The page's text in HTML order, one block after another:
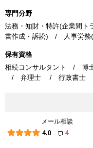
専門分野
法務・知財・特許(企業間ト
書作成・訴訟) / 人事労務(
保有資格
相続コンサルタント /
/ 弁理士 / 行政書士 /
メール相談
4.0
4